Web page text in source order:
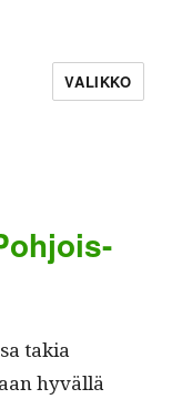
VALIKKO
takia
hyväl­lä